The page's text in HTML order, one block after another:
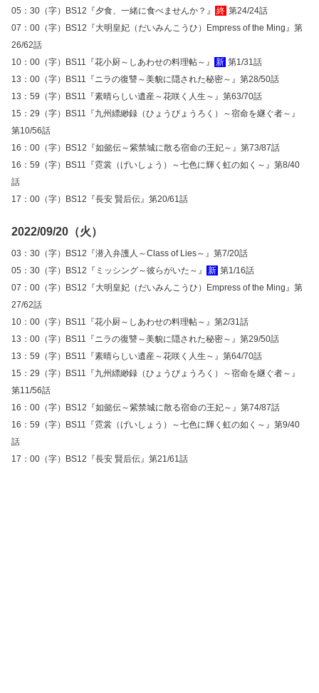
05：30（字）BS12『夕食、一緒に食べませんか？』 終 第24/24話
07：00（字）BS12『大明皇妃（だいみんこうひ）Empress of the Ming』第
26/62話
10：00（字）BS11『花小厨～しあわせの料理帖～』
新 第1/31話
13：00（字）BS11『ニラの復讐～美貌に隠された秘密～』第28/50話
13：59（字）BS11『素晴らしい遺産～花咲く人生～』第63/70話
15：29（字）BS11『九州縹緲録（ひょうびょうろく）～宿命を継ぐ者～』
第10/56話
16：00（字）BS12『如懿伝～紫禁城に散る宿命の王妃～』第73/87話
16：59（字）BS11『霓裳（げいしょう）～七色に輝く虹の如く～』第8/40
話
17：00（字）BS12『長安 賢后伝』第20/61話
2022/09/20（火）
03：30（字）BS12『潜入弁護人～Class of Lies～』第7/20話
05：30（字）BS12『ミッシング～彼らがいた～』
新 第1/16話
07：00（字）BS12『大明皇妃（だいみんこうひ）Empress of the Ming』第
27/62話
10：00（字）BS11『花小厨～しあわせの料理帖～』第2/31話
13：00（字）BS11『ニラの復讐～美貌に隠された秘密～』第29/50話
13：59（字）BS11『素晴らしい遺産～花咲く人生～』第64/70話
15：29（字）BS11『九州縹緲録（ひょうびょうろく）～宿命を継ぐ者～』
第11/56話
16：00（字）BS12『如懿伝～紫禁城に散る宿命の王妃～』第74/87話
16：59（字）BS11『霓裳（げいしょう）～七色に輝く虹の如く～』第9/40
話
17：00（字）BS12『長安 賢后伝』第21/61話